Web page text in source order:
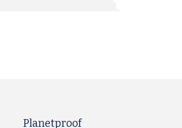
Planetproof